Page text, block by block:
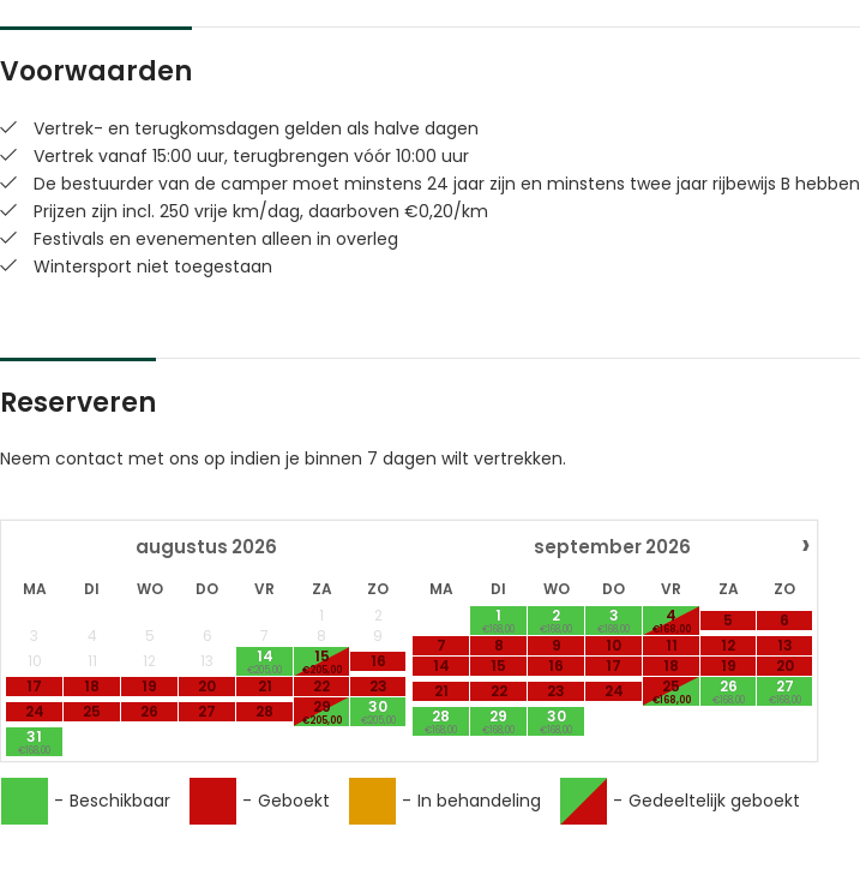
Voorwaarden
Vertrek- en terugkomsdagen gelden als halve dagen
Vertrek vanaf 15:00 uur, terugbrengen vóór 10:00 uur
De bestuurder van de camper moet minstens 24 jaar zijn en minstens twee jaar rijbewijs B hebben
Prijzen zijn incl. 250 vrije km/dag, daarboven €0,20/km
Festivals en evenementen alleen in overleg
Wintersport niet toegestaan
Reserveren
Neem contact met ons op indien je binnen 7 dagen wilt vertrekken.
›
augustus 2026
MA DI WO DO VR ZA
ZO
1
2
3
4 5 6 7 8
9
10
11 12 13 14
€205,00
15
€205,00
16
17
18 19 20 21 22
23
24
25 26 27 28 29
€205,00
30
€205,00
31
€168,00
september2026
MA DI WO DO VR ZA
ZO
1
€168,00
2
€168,00
3
€168,00
4
€168,00 5
6
7
8 9 10 11 12
13
14
15 16 17 18 19
20
21
22 23 24 25
€168,00
26
€168,00
27
€168,00
28
€168,00
29
€168,00
30
€168,00
- Beschikbaar - Geboekt - In behandeling - Gedeeltelijk geboekt